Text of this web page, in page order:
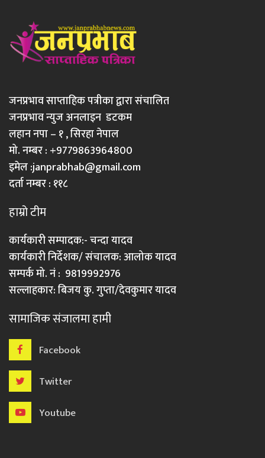
जनप्रभाव साप्ताहिक पत्रीका द्वारा संचालित
जनप्रभाव न्युज अनलाइन डटकम
लहान नपा – १ , सिरहा नेपाल
मो. नम्बर : +9779863964800
इमेल :janprabhab@gmail.com
दर्ता नम्बर : ११८
हाम्रो टीम
कार्यकारी सम्पादक:- चन्दा यादव
कार्यकारी निर्देशक/ संचालक: आलोक यादव
सम्पर्क मो. नं : 9819992976
सल्लाहकार: बिजय कु. गुप्ता/देवकुमार यादव
सामाजिक संजालमा हामी
Facebook
Twitter
Youtube